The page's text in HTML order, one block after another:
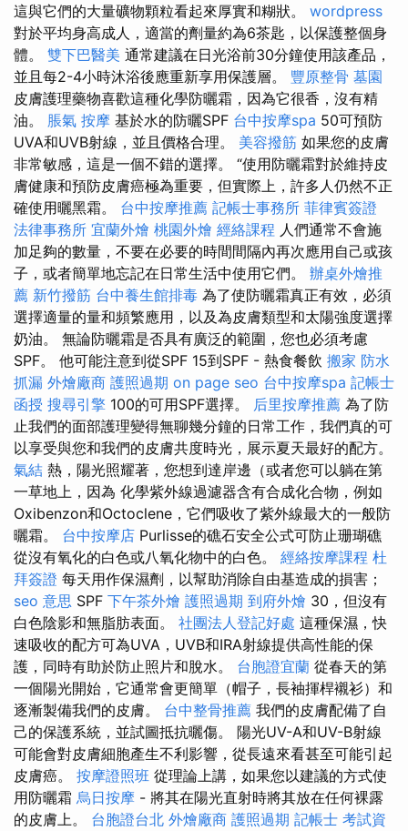
這與它們的大量礦物顆粒看起來厚實和糊狀。 wordpress
對於平均身高成人，適當的劑量約為6茶匙，以保護整個身
體。 雙下巴醫美 通常建議在日光浴前30分鐘使用該產品，
並且每2-4小時沐浴後應重新享用保護層。 豐原整骨 墓園
皮膚護理藥物喜歡這種化學防曬霜，因為它很香，沒有精
油。 脹氣 按摩 基於水的防曬SPF 台中按摩spa 50可預防
UVA和UVB射線，並且價格合理。 美容撥筋 如果您的皮膚
非常敏感，這是一個不錯的選擇。 “使用防曬霜對於維持皮
膚健康和預防皮膚癌極為重要，但實際上，許多人仍然不正
確使用曬黑霜。 台中按摩推薦 記帳士事務所 菲律賓簽證
法律事務所 宜蘭外燴 桃園外燴 經絡課程 人們通常不會施
加足夠的數量，不要在必要的時間間隔內再次應用自己或孩
子，或者簡單地忘記在日常生活中使用它們。 辦桌外燴推
薦 新竹撥筋 台中養生館排毒 為了使防曬霜真正有效，必須
選擇適量的量和頻繁應用，以及為皮膚類型和太陽強度選擇
奶油。 無論防曬霜是否具有廣泛的範圍，您也必須考慮
SPF。 他可能注意到從SPF 15到SPF - 熱食餐飲 搬家 防水
抓漏 外燴廠商 護照過期 on page seo 台中按摩spa 記帳士
函授 搜尋引擎 100的可用SPF選擇。 后里按摩推薦 為了防
止我們的面部護理變得無聊幾分鐘的日常工作，我們真的可
以享受與您和我們的皮膚共度時光，展示夏天最好的配方。
氣結 熱，陽光照耀著，您想到達岸邊（或者您可以躺在第
一草地上，因為 化學紫外線過濾器含有合成化合物，例如
Oxibenzon和Octoclene，它們吸收了紫外線最大的一般防
曬霜。 台中按摩店 Purlisse的礁石安全公式可防止珊瑚礁
從沒有氧化的白色或八氧化物中的白色。 經絡按摩課程 杜
拜簽證 每天用作保濕劑，以幫助消除自由基造成的損害；
seo 意思 SPF 下午茶外燴 護照過期 到府外燴 30，但沒有
白色陰影和無脂肪表面。 社團法人登記好處 這種保濕，快
速吸收的配方可為UVA，UVB和IRA射線提供高性能的保
護，同時有助於防止照片和脫水。 台胞證宜蘭 從春天的第
一個陽光開始，它通常會更簡單（帽子，長袖揮桿襯衫）和
逐漸製備我們的皮膚。 台中整骨推薦 我們的皮膚配備了自
己的保護系統，並試圖抵抗曬傷。 陽光UV-A和UV-B射線
可能會對皮膚細胞產生不利影響，從長遠來看甚至可能引起
皮膚癌。 按摩證照班 從理論上講，如果您以建議的方式使
用防曬霜 烏日按摩 - 將其在陽光直射時將其放在任何裸露
的皮膚上。 台胞證台北 外燴廠商 護照過期 記帳士 考試資